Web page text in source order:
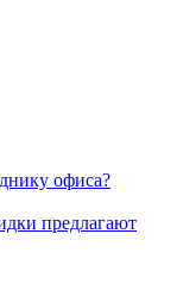
офиса?